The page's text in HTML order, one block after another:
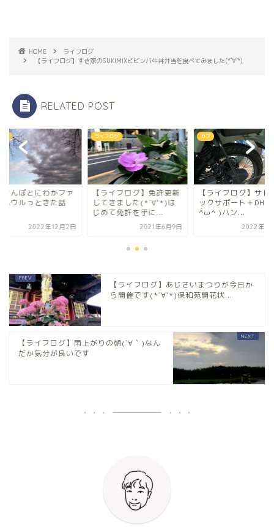
HOME
ライフログ
【ライフログ】すき家のSUKIMIXビビンバ牛丼弁当を食べてみました(*´∀`*)
RELATED POST
さんぽとにわかファ
もウルっときた話
2022年12月2日
ライフログ
【ライフログ】免許更新
してきました(*´∀`*)は
じめて免許を手に...
2021年6月9日
カブ
【ライフログ】サド
ックサポート＋
^ω^ )ハン...
2022年3
【ライフログ】あじさいまつりが今日か
ら開催です(*´∀`*)保和苑開花状...
【ライフログ】雨上がりの朝(´∀｀)なん
だか気分が良いです